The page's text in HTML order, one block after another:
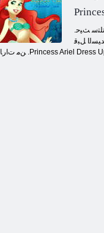
.ءﺎﻤﻟﺍ ﺖﺤﺗ ﺎﻜﻴﺘﻧﻼ ﺗﺃ ﺔﻜﻠﻤﻣ ﻲﻓ ﺓﺩﺎﻌﺴﺑ ، ﻥﻮﺘﻳﺮﺗ ﻚﻠﻤﻠﻟ ﺔﻠﻀﻔﻤﻟﺍﻭ ﻯﺮﻐﺼ .ﻝﺎﻤﺠﻟﺎﺑ ﻲﻘﺘﻠﺘﺳ ﺚﻴﺣ ، Princess Ariel Dress Up ﺔﺒﻌﻟ ﺔﻠﻄﺑ ﺢﺒﺼﺘﺳ .ﺎﻬﺑ ﻝﺎﻔﺘﺣﻼ ﻟ ﺎﻬﻠﻤﻛﺄﺑ ﺔﻜﻠﻤﻤﻟﺍ ﺪﻌﺘﺴﺗﻭ ﺔﻐﻟﺎﺑ ﺎًﺒﻳﺮﻗ ﺓﺎﺘﻔﻟﺍ ﺢﺒﺼﺘﺳ
ﻞﺒﻗ